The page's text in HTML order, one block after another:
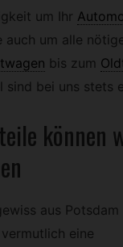
um Ihr
auch um alle
bis zum
sind bei uns stets
können
aus Potsdam
eine